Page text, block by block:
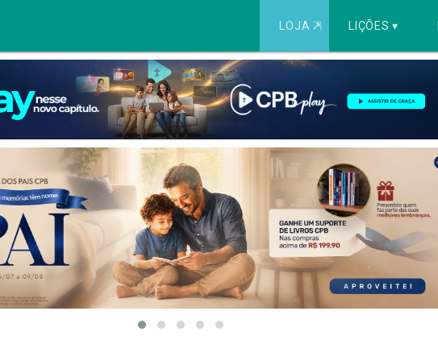
LOJA ⇱ LIÇÕES ▾